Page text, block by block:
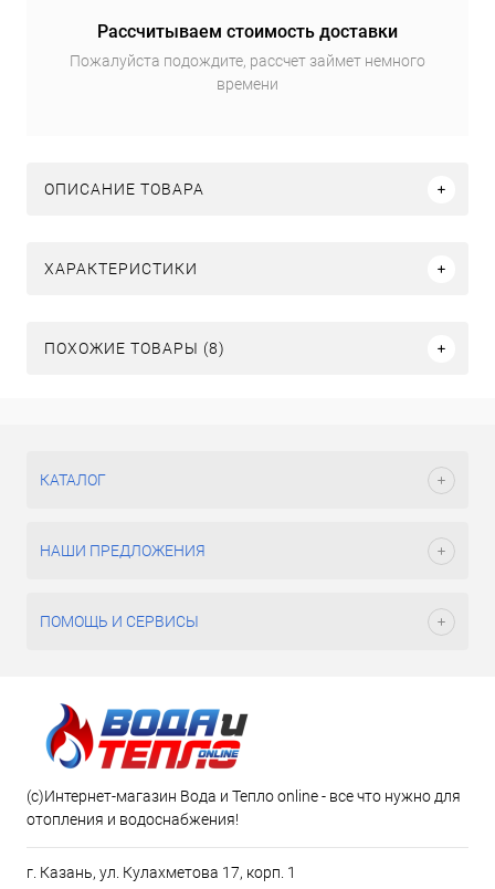
Рассчитываем стоимость доставки
Пожалуйста подождите, рассчет займет немного
времени
ОПИСАНИЕ ТОВАРА
ХАРАКТЕРИСТИКИ
ПОХОЖИЕ ТОВАРЫ (8)
КАТАЛОГ
НАШИ ПРЕДЛОЖЕНИЯ
ПОМОЩЬ И СЕРВИСЫ
(c)Интернет-магазин Вода и Тепло online - все что нужно для
отопления и водоснабжения!
г. Казань, ул. Кулахметова 17, корп. 1